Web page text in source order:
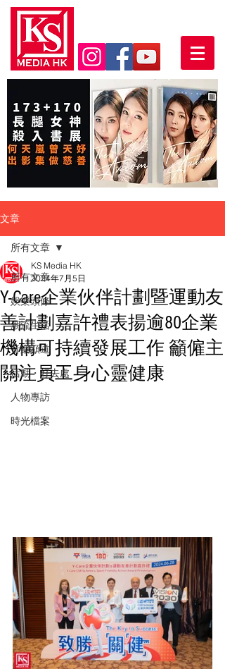
文章
所有文章
娛樂頭條
潮流生活
音樂頻道
活動・好去處
人物專訪
時光檔案
所有文章
Y-Care企業伙伴計劃暨運動友
善計劃嘉許禮表揚逾80企業
機構可持續發展工作 籲僱主
關注員工身心靈健康
KS Media HK
2024年7月5日